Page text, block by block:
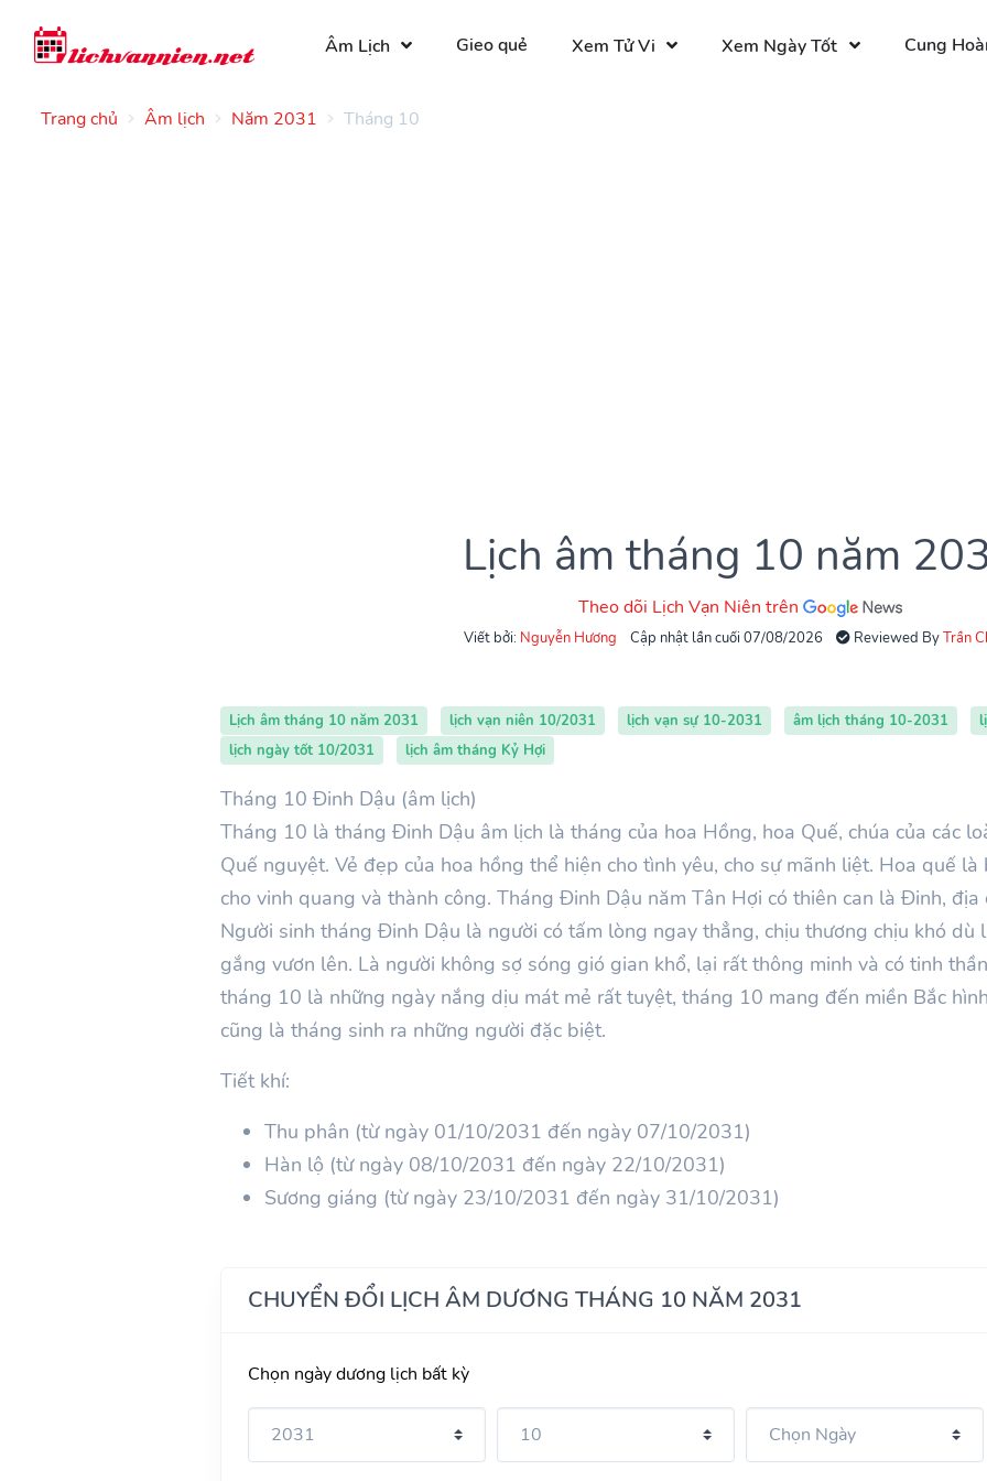
Âm Lịch Gieo quẻ Xem Tử Vi Xem Ngày Tốt Cung
Trang chủ Âm lịch Năm 2031 Tháng 10
Lịch âm tháng 10 năm
Theo dõi Lịch Vạn Niên trên
Viết bởi: Nguyễn Hương Cập nhật lần cuối 07/08/2026 Reviewed ByTrần
Lịch âm tháng 10 năm 2031 lịch vạn niên 10/2031 lịch vạn sự 10-2031 âm lịch tháng 10-2031
lịch ngày tốt 10/2031
lịch âm tháng Kỷ Hợi
Tháng 10 Đinh Dậu (âm lịch)
Tháng 10 là tháng Đinh Dậu âm lịch là tháng của hoa Hồng, hoa Quế, chúa của các
Quế nguyệt. Vẻ đẹp của hoa hồng thể hiện cho tình yêu, cho sự mãnh liệt. Hoa quế
cho vinh quang và thành công. Tháng Đinh Dậu năm Tân Hợi có thiên can là Đinh, địa
Người sinh tháng Đinh Dậu là người có tấm lòng ngay thẳng, chịu thương chịu khó dù
gắng vươn lên. Là người không sợ sóng gió gian khổ, lại rất thông minh và có tinh
tháng 10 là những ngày nắng dịu mát mẻ rất tuyệt, tháng 10 mang đến miền Bắc
cũng là tháng sinh ra những người đặc biệt.
Tiết khí:
Thu phân (từ ngày 01/10/2031 đến ngày 07/10/2031)
Hàn lộ (từ ngày 08/10/2031 đến ngày 22/10/2031)
Sương giáng (từ ngày 23/10/2031 đến ngày 31/10/2031)
CHUYỂN ĐỔI LỊCH ÂM DƯƠNG THÁNG 10 NĂM 2031
Chọn ngày dương lịch bất kỳ